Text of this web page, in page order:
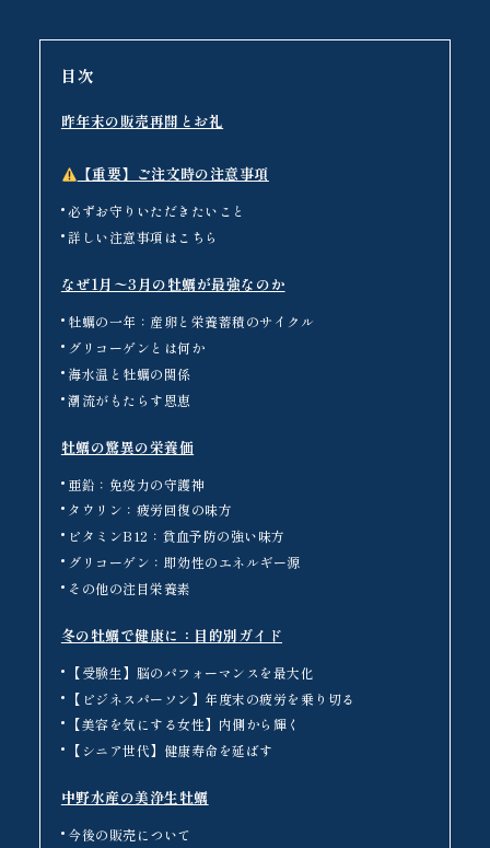
目次
昨年末の販売再開とお礼
【重要】ご注文時の注意事項
必ずお守りいただきたいこと
詳しい注意事項はこちら
なぜ1月〜3月の牡蠣が最強なのか
牡蠣の一年：産卵と栄養蓄積のサイクル
グリコーゲンとは何か
海水温と牡蠣の関係
潮流がもたらす恩恵
牡蠣の驚異の栄養価
亜鉛：免疫力の守護神
タウリン：疲労回復の味方
ビタミンB12：貧血予防の強い味方
グリコーゲン：即効性のエネルギー源
その他の注目栄養素
冬の牡蠣で健康に：目的別ガイド
【受験生】脳のパフォーマンスを最大化
【ビジネスパーソン】年度末の疲労を乗り切る
【美容を気にする女性】内側から輝く
【シニア世代】健康寿命を延ばす
中野水産の美浄生牡蠣
今後の販売について